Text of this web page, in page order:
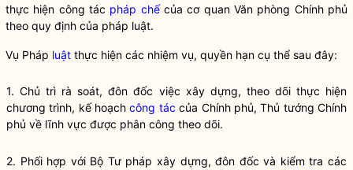
thực hiện công tác pháp chếcủa cơ quan Văn phòng Chính phủ
theo quy định của pháp luật.
Vụ Pháp luật thực hiện các nhiệm vụ, quyền hạn cụ thể sau đây:
1. Chủ trì rà soát, đôn đốc việc xây dựng, theo dõi thực hiện
chương trình, kế hoạchcông tác của Chính phủ, Thủ tướng Chính
phủ về lĩnh vực được phân công theo dõi.
2. Phối hợp với Bộ Tư pháp xây dựng, đôn đốc và kiểm tra các